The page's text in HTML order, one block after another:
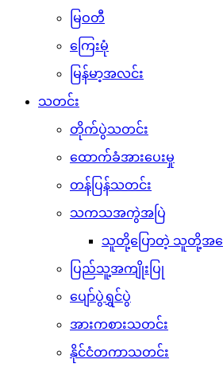
မြဝတီ
ကြေးမုံ
မြန်မာ့အလင်း
သတင်း
တိုက်ပွဲသတင်း
ထောက်ခံအားပေးမှု
တန်ပြန်သတင်း
သကသအကွဲအပြဲ
သူတို့ပြောတဲ့ သူတို့အက
ပြည်သူ့အကျိုးပြု
ပျော်ပွဲရွှင်ပွဲ
အားကစားသတင်း
နိုင်ငံတကာသတင်း